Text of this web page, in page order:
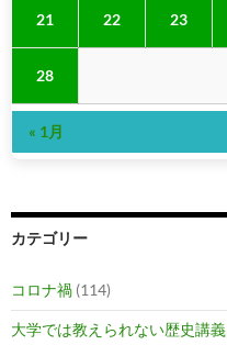
21 22 23
28
« 1月
カテゴリー
コロナ禍 (114)
大学では教えられない歴史講義